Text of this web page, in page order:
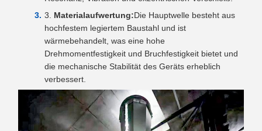
Materialaufwertung:Die Hauptwelle besteht aus
hochfestem legiertem Baustahl und ist
wärmebehandelt, was eine hohe
Drehmomentfestigkeit und Bruchfestigkeit bietet und
die mechanische Stabilität des Geräts erheblich
verbessert.